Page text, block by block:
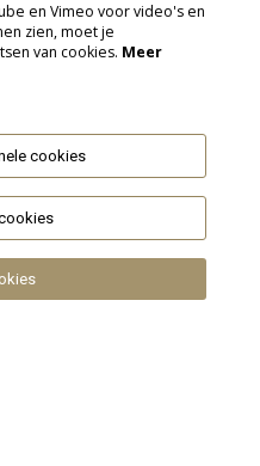
en Vimeo voor video's en
zien, moet je
van cookies. Meer
cookies